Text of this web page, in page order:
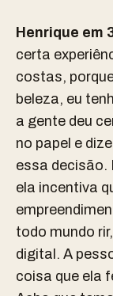
Henrique em
certa
costas,
beleza, eu
a gente deu
no papel e
essa decisão.
ela incentiva
todo mundo
digital. A
coisa que ela